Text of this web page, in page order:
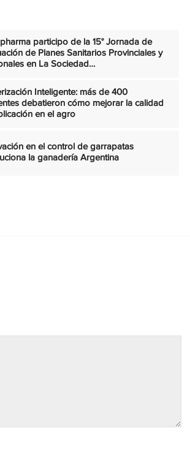
participo de la 15° Jornada de
de Planes Sanitarios Provinciales y
en La Sociedad…
Inteligente: más de 400
debatieron cómo mejorar la calidad
en el agro
en el control de garrapatas
la ganadería Argentina